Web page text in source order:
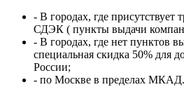
- В городах, где присутствует
СДЭК ( пункты выдачи
- В городах, где нет пунктов
специальная скидка 50% для
России;
- по Москве в пределах МКАД.